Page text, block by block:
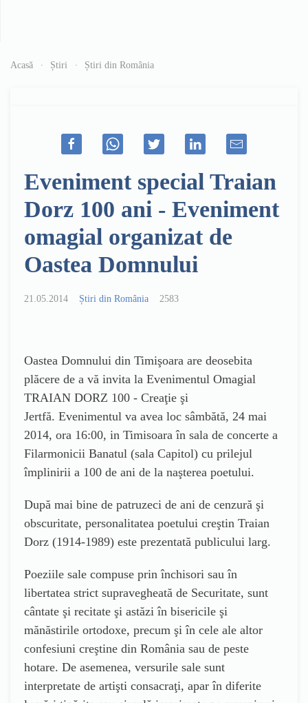
Acasă Știri Știri din România
Eveniment special Traian
Dorz 100 ani - Eveniment
omagial organizat de
Oastea Domnului
21.05.2014 Știri din România 2583
Oastea Domnului din Timişoara are deosebita
plăcere de a vă invita la Evenimentul Omagial
TRAIAN DORZ 100 - Creaţie şi
Jertfă. Evenimentul va avea loc sâmbătă, 24 mai
2014, ora 16:00, in Timisoara în sala de concerte a
Filarmonicii Banatul (sala Capitol) cu prilejul
împlinirii a 100 de ani de la naşterea poetului.
După mai bine de patruzeci de ani de cenzură şi
obscuritate, personalitatea poetului creştin Traian
Dorz (1914-1989) este prezentată publicului larg.
Poeziile sale compuse prin închisori sau în
libertatea strict supravegheată de Securitate, sunt
cântate şi recitate şi astăzi în bisericile şi
mănăstirile ortodoxe, precum şi în cele ale altor
confesiuni creştine din România sau de peste
hotare. De asemenea, versurile sale sunt
interpretate de artişti consacraţi, apar în diferite